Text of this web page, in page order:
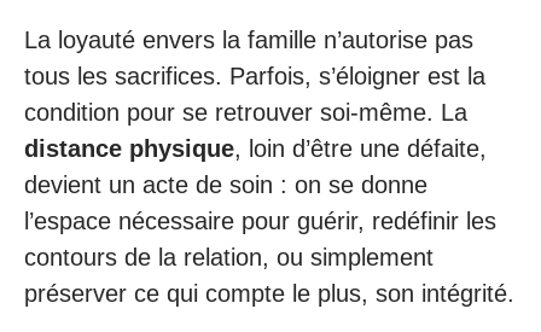
La loyauté envers la famille n’autorise pas
tous les sacrifices. Parfois, s’éloigner est la
condition pour se retrouver soi-même. La
distance physique, loin d’être une défaite,
devient un acte de soin : on se donne
l’espace nécessaire pour guérir, redéfinir les
contours de la relation, ou simplement
préserver ce qui compte le plus, son intégrité.